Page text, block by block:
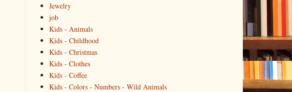
Jewelry
job
Kids - Animals
Kids - Childhood
Kids - Christmas
Kids - Clothes
Kids - Coffee
Kids - Colors - Numbers - Wild Animals